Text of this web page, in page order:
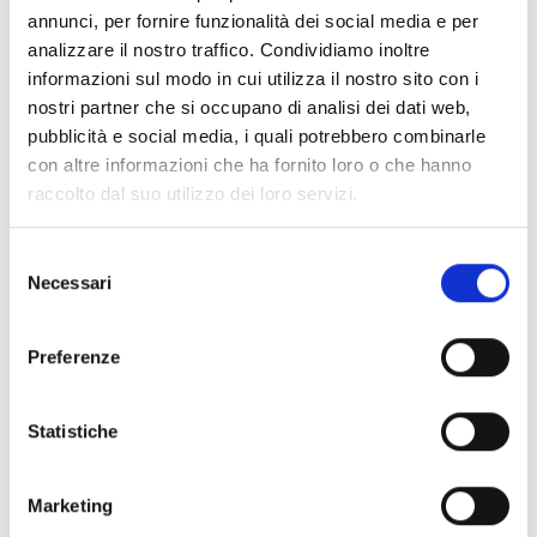
annunci, per fornire funzionalità dei social media e per
analizzare il nostro traffico. Condividiamo inoltre
informazioni sul modo in cui utilizza il nostro sito con i
nostri partner che si occupano di analisi dei dati web,
pubblicità e social media, i quali potrebbero combinarle
con altre informazioni che ha fornito loro o che hanno
raccolto dal suo utilizzo dei loro servizi.
delNecessari
Preferenze
Statistiche
Marketing
Spedizione Gratuita
Specifiche Tecniche
Marchio
Per